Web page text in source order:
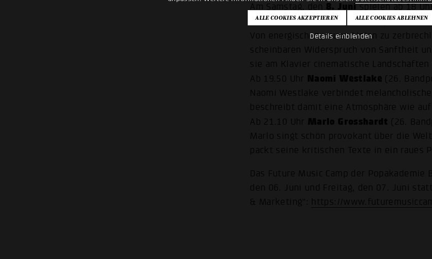
Details einblenden
Am Samstag, den 8. Junispielen ab 18
Ab 18.30 UhrKat Kit
(26. Bandpool
Von energischen, rauen Linien zu
scheinbaren Widerspruch von Sanftheit
sie am Klavier cinematische
Ab 19.50 Uhr Naomi Westlake (26.
Naomi Westlake verbindet
beschreibt damit eine Atmosphäre wie
Ab 21.10 Uhr Marlo Grosshardt (26.
Marlo singt schön provokant über die
packt seine kritischen Texte in ein raues
Das Future Music Camp der
den 06. Juni und Freitag, den 07. Juni
& Marketing“: https://